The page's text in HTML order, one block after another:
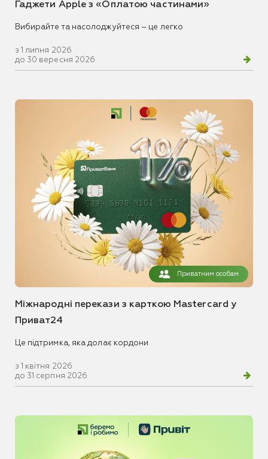
Гаджети Apple з «Оплатою частинами»
Вибирайте та насолоджуйтеся – це легко
з 1 липня 2026
до 30 вересня 2026
Приватним особам
Міжнародні перекази з карткою Mastercard у
Приват24
Це підтримка, яка долає кордони
з 1 квітня 2026
до 31 серпня 2026